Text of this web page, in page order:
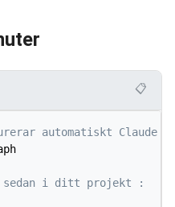
📋
automatiskt Claude
sedan i ditt projekt :